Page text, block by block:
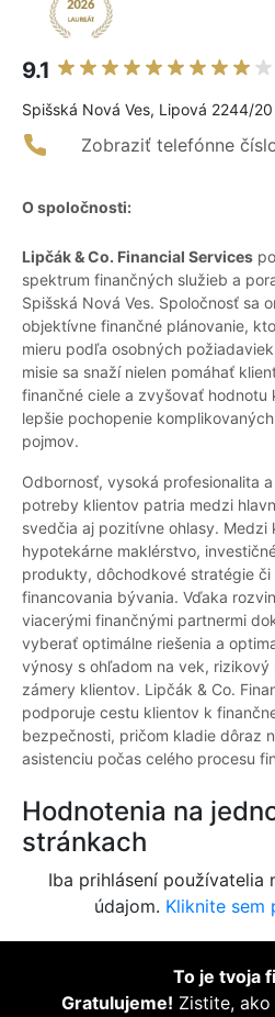
9.1
Spišská Nová Ves, Lipová 2244/20
Zobraziť telefónne
O spoločnosti:
Lipčák & Co. Financial Services
spektrum finančných služieb a
Spišská Nová Ves. Spoločnosť sa
objektívne finančné plánovanie,
mieru podľa osobných
misie sa snaží nielen pomáhať
finančné ciele a zvyšovať hodnotu
lepšie pochopenie
pojmov.
Odbornosť, vysoká profesionalita
potreby klientov patria medzi
svedčia aj pozitívne ohlasy.
hypotekárne maklérstvo,
produkty, dôchodkové stratégie či
financovania bývania. Vďaka
viacerými finančnými partnermi
vyberať optimálne riešenia a
výnosy s ohľadom na vek, rizikový
zámery klientov. Lipčák & Co.
podporuje cestu klientov k
bezpečnosti, pričom kladie dôraz
asistenciu počas celého procesu
Hodnotenia na
stránkach
Iba prihlásení používatelia
údajom. Kliknite sem
To je tvoja
Gratulujeme! Zistite,